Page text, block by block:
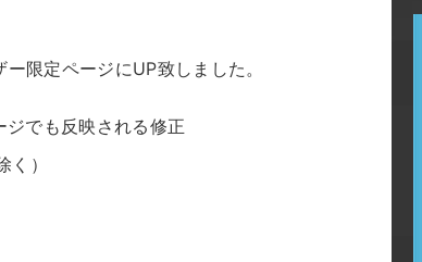
限定ページにUP致しました。
でも反映される修正
）